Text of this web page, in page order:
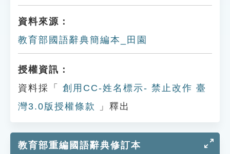
資料來源：
教育部國語辭典簡編本_田園
授權資訊：
資料採「
創用CC-姓名標示- 禁止改作 臺
灣3.0版授權條款
」釋出
教育部重編國語辭典修訂本